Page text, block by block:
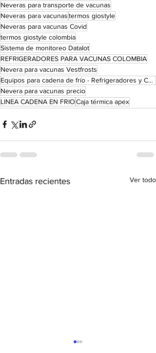
Neveras para transporte de vacunas
Neveras para vacunastermos giostyle
Neveras para vacunas Covid
termos giostyle colombia
Sistema de monitoreo DataIot
REFRIGERADORES PARA VACUNAS COLOMBIA
Nevera para vacunas Vestfrosts
Equipos para cadena de frío - Refrigeradores y Congeladores
Nevera para vacunas precio
LINEA CADENA EN FRIOCaja térmica apex
Entradas recientes Ver todo